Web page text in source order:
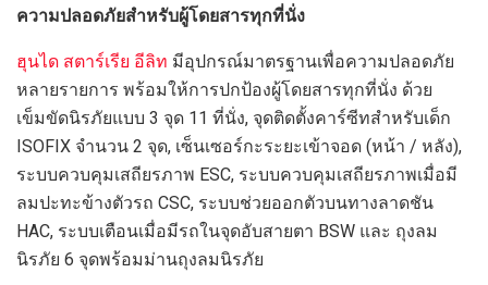
ความปลอดภัยสำหรับผู้โดยสารทุกที่นั่ง
ฮุนได สตาร์เรีย อีลิท มีอุปกรณ์มาตรฐานเพื่อความปลอดภัย
หลายรายการ พร้อมให้การปกป้องผู้โดยสารทุกที่นั่ง ด้วย
เข็มขัดนิรภัยแบบ 3 จุด 11 ที่นั่ง, จุดติดตั้งคาร์ซีทสำหรับเด็ก
ISOFIX จำนวน 2 จุด, เซ็นเซอร์กะระยะเข้าจอด (หน้า / หลัง),
ระบบควบคุมเสถียรภาพ ESC, ระบบควบคุมเสถียรภาพเมื่อมี
ลมปะทะข้างตัวรถ CSC, ระบบช่วยออกตัวบนทางลาดชัน
HAC, ระบบเตือนเมื่อมีรถในจุดอับสายตา BSW และ ถุงลม
นิรภัย 6 จุดพร้อมม่านถุงลมนิรภัย